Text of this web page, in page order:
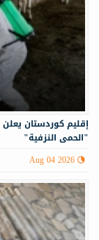
إقليم كوردستان
"الحمى النزفية"
Aug 04 2026